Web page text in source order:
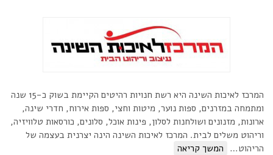
המרכז לאיכות השינה היא רשת חנויות רהיטים הקיימת בשוק כ-15 שנה
ומתמחה במזרנים, ספות נוער, מיטות וחצי, ספות אירוח, חדרי שינה,
ארונות, מזנונים ושולחנות לסלון, פינות אוכל, סלונים, כורסאות טלוויזיה,
וריהוט משלים לבית. המרכז לאיכות השינה הינה יצרנית בעצמה של
הריהוט… המשך קריאה